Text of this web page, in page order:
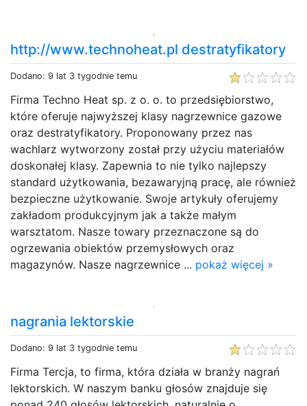
http://www.technoheat.pl destratyfikatory
Dodano: 9 lat 3 tygodnie temu
Firma Techno Heat sp. z o. o. to przedsiębiorstwo,
które oferuje najwyższej klasy nagrzewnice gazowe
oraz destratyfikatory. Proponowany przez nas
wachlarz wytworzony został przy użyciu materiałów
doskonałej klasy. Zapewnia to nie tylko najlepszy
standard użytkowania, bezawaryjną pracę, ale również
bezpieczne użytkowanie. Swoje artykuły oferujemy
zakładom produkcyjnym jak a także małym
warsztatom. Nasze towary przeznaczone są do
ogrzewania obiektów przemysłowych oraz
magazynów. Nasze nagrzewnice ... pokaż więcej »
nagrania lektorskie
Dodano: 9 lat 3 tygodnie temu
Firma Tercja, to firma, która działa w branży nagrań
lektorskich. W naszym banku głosów znajduje się